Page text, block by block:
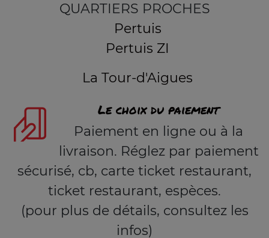
QUARTIERS PROCHES
Pertuis
Pertuis ZI
La Tour-d'Aigues
Le choix du paiement
Paiement en ligne ou à la
livraison. Réglez par paiement
sécurisé, cb, carte ticket restaurant,
ticket restaurant, espèces.
(pour plus de détails, consultez les
infos)